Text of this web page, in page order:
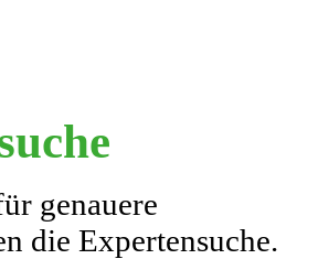
genauere
die Expertensuche.